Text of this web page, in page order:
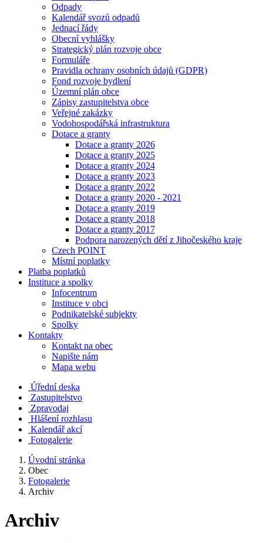
Odpady
Kalendář svozů odpadů
Jednací řády
Obecní vyhlášky
Strategický plán rozvoje obce
Formuláře
Pravidla ochrany osobních údajů (GDPR)
Fond rozvoje bydlení
Územní plán obce
Zápisy zastupitelstva obce
Veřejné zakázky
Vodohospodářská infrastruktura
Dotace a granty
Dotace a granty 2026
Dotace a granty 2025
Dotace a granty 2024
Dotace a granty 2023
Dotace a granty 2022
Dotace a granty 2020 - 2021
Dotace a granty 2019
Dotace a granty 2018
Dotace a granty 2017
Podpora narozených dětí z Jihočeského kraje
Czech POINT
Místní poplatky
Platba poplatků
Instituce a spolky
Infocentrum
Instituce v obci
Podnikatelské subjekty
Spolky
Kontakty
Kontakt na obec
Napište nám
Mapa webu
Úřední deska
Zastupitelstvo
Zpravodaj
Hlášení rozhlasu
Kalendář akcí
Fotogalerie
Úvodní stránka
Obec
Fotogalerie
Archiv
Archiv